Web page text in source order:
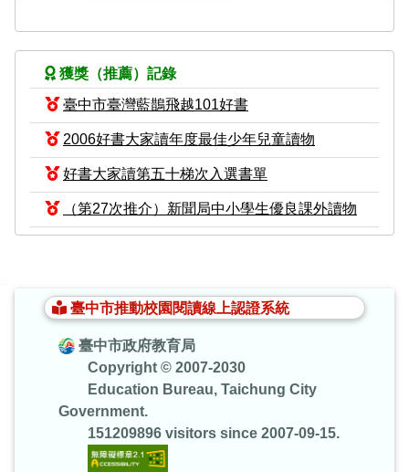
獲獎（推薦）記錄
臺中市臺灣藍鵲飛越101好書
2006好書大家讀年度最佳少年兒童讀物
好書大家讀第五十梯次入選書單
（第27次推介）新聞局中小學生優良課外讀物
臺中市推動校園閱讀線上認證系統
臺中市政府教育局
Copyright © 2007-2030
Education Bureau, Taichung City
Government.
151209896 visitors since 2007-09-15.